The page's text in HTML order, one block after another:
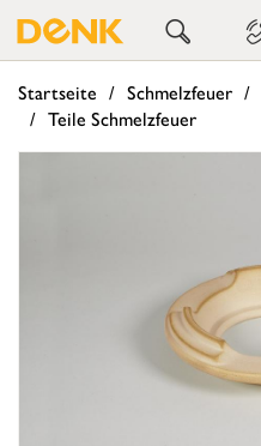
Startseite Schmelzfeuer
Teile Schmelzfeuer